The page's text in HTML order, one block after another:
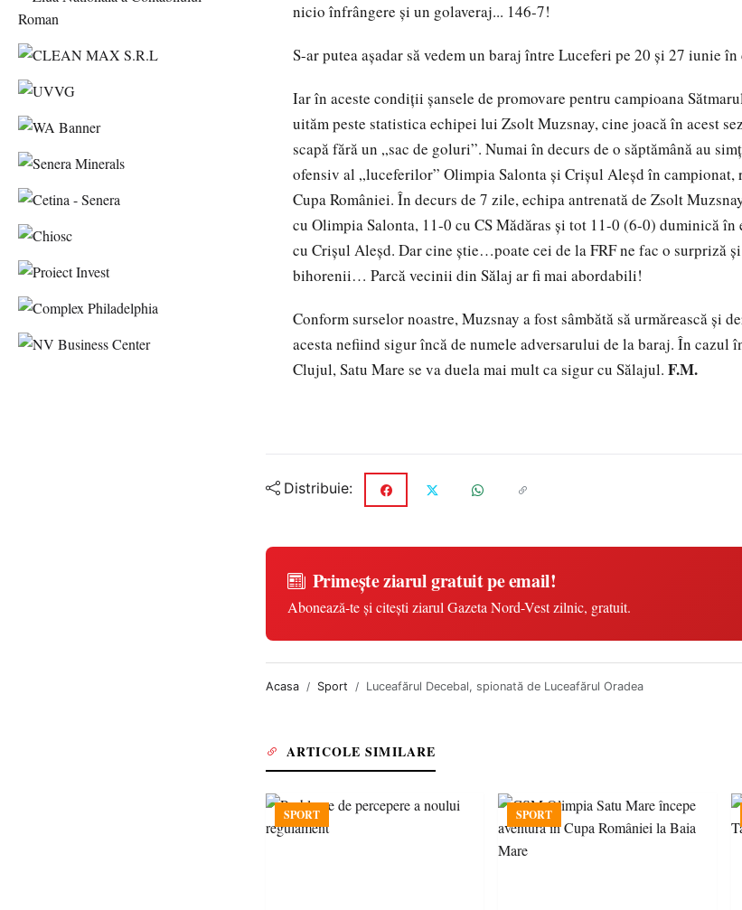
nicio înfrângere și un golaveraj... 146-7!
S-ar putea așadar să vedem un baraj între Luceferi pe 20 și 27 iunie în
Iar în aceste condiții șansele de promovare pentru campioana
uităm peste statistica echipei lui Zsolt Muzsnay, cine joacă în acest
scapă fără un „sac de goluri”. Numai în decurs de o săptămână au
ofensiv al „luceferilor” Olimpia Salonta şi Crişul Aleşd în campionat,
Cupa României. În decurs de 7 zile, echipa antrenată de Zsolt
cu Olimpia Salonta, 11-0 cu CS Mădăras şi tot 11-0 (6-0) duminică
cu Crişul Aleşd. Dar cine știe…poate cei de la FRF ne fac o surpriză
bihorenii… Parcă vecinii din Sălaj ar fi mai abordabili!
Conform surselor noastre, Muzsnay a fost sâmbătă să urmărească şi
acesta nefiind sigur încă de numele adversarului de la baraj. În cazul
Clujul, Satu Mare se va duela mai mult ca sigur cu Sălajul. F.M.
Distribuie:
Primește ziarul gratuit pe email!
Abonează-te și citești ziarul Gazeta Nord-Vest zilnic, gratuit.
Acasa Sport Luceafărul Decebal, spionată de Luceafărul Oradea
ARTICOLE SIMILARE
SPORT SPORT